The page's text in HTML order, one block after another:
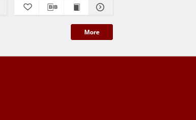
More